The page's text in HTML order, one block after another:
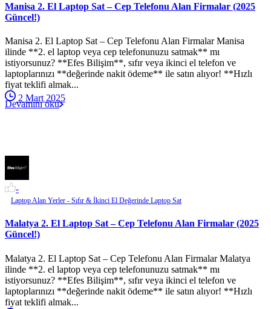
Manisa 2. El Laptop Sat – Cep Telefonu Alan Firmalar (2025
Güncel!)
Manisa 2. El Laptop Sat – Cep Telefonu Alan Firmalar Manisa
ilinde **2. el laptop veya cep telefonunuzu satmak** mı
istiyorsunuz? **Efes Bilişim**, sıfır veya ikinci el telefon ve
laptoplarınızı **değerinde nakit ödeme** ile satın alıyor! **Hızlı
fiyat teklifi almak...
2 Mart 2025
Devamını oku
-
Laptop Alan Yerler - Sıfır & İkinci El Değerinde Laptop Sat
Malatya 2. El Laptop Sat – Cep Telefonu Alan Firmalar (2025
Güncel!)
Malatya 2. El Laptop Sat – Cep Telefonu Alan Firmalar Malatya
ilinde **2. el laptop veya cep telefonunuzu satmak** mı
istiyorsunuz? **Efes Bilişim**, sıfır veya ikinci el telefon ve
laptoplarınızı **değerinde nakit ödeme** ile satın alıyor! **Hızlı
fiyat teklifi almak...